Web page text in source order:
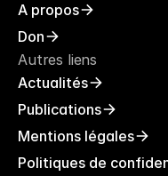
A propos
Don
Autres liens
Actualités
Publications
Mentions légales
Politiques de